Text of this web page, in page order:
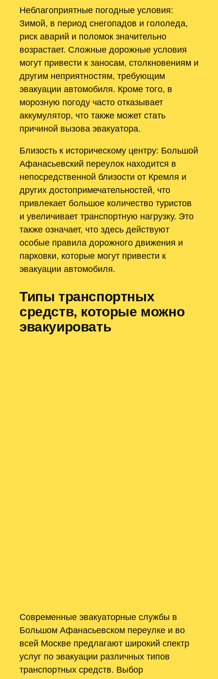
Неблагоприятные погодные условия:
Зимой, в период снегопадов и гололеда,
риск аварий и поломок значительно
возрастает. Сложные дорожные условия
могут привести к заносам, столкновениям и
другим неприятностям, требующим
эвакуации автомобиля. Кроме того, в
морозную погоду часто отказывает
аккумулятор, что также может стать
причиной вызова эвакуатора.
Близость к историческому центру: Большой
Афанасьевский переулок находится в
непосредственной близости от Кремля и
других достопримечательностей, что
привлекает большое количество туристов
и увеличивает транспортную нагрузку. Это
также означает, что здесь действуют
особые правила дорожного движения и
парковки, которые могут привести к
эвакуации автомобиля.
Типы транспортных
средств, которые можно
эвакуировать
Современные эвакуаторные службы в
Большом Афанасьевском переулке и во
всей Москве предлагают широкий спектр
услуг по эвакуации различных типов
транспортных средств. Выбор